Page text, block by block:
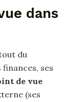
dans
du
finances, ses
de vue
(ses